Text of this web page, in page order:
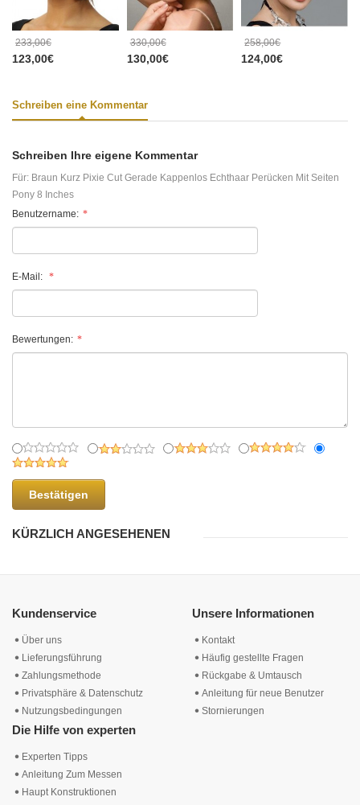
233,00€
123,00€
330,00€
130,00€
258,00€
124,00€
Schreiben eine Kommentar
Schreiben Ihre eigene Kommentar
Für: Braun Kurz Pixie Cut Gerade Kappenlos Echthaar Perücken Mit Seiten
Pony 8 Inches
Benutzername:
E-Mail:
Bewertungen:
Bestätigen
KÜRZLICH ANGESEHENEN
Kundenservice
Über uns
Lieferungsführung
Zahlungsmethode
Privatsphäre & Datenschutz
Nutzungsbedingungen
Unsere Informationen
Kontakt
Häufig gestellte Fragen
Rückgabe & Umtausch
Anleitung für neue Benutzer
Stornierungen
Die Hilfe von experten
Experten Tipps
Anleitung Zum Messen
Haupt Konstruktionen